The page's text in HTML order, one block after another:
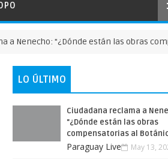
"¿Dónde están las obras
LO ÚLTIMO
Ciudadana reclama a
"¿Dónde están las obras
compensatorias al
Paraguay Live May 13,